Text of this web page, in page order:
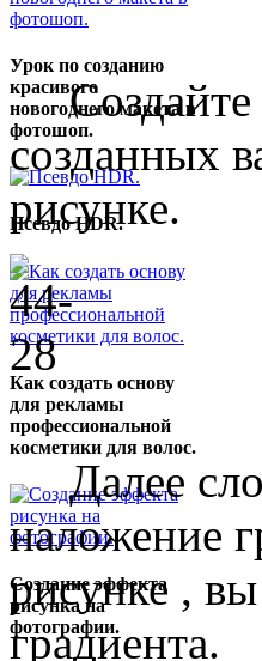
Урок по созданию
красивого
новогоднего макета в
фотошоп.
Псевдо HDR.
Как создать основу
для рекламы
профессиональной
косметики для волос.
Создание эффекта
рисунка на
фотографии.
Создайте
созданных
рисунке.
Далее слою
наложение
рисунке ,
градиента.